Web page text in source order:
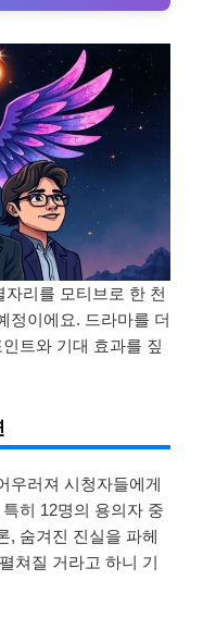
자리를 모티브로 한 천
정이에요. 드라마를 더
트와 기대 효과를 짚
우러져 시청자들에게
히 12명의 용의자 중
, 숨겨진 진실을 파헤
쳐질 거라고 하니 기